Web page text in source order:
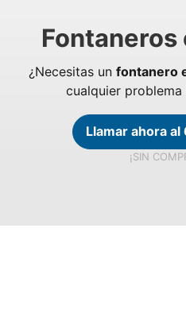
Fontaneros
¿Necesitas un fontanero
cualquier
Llamar ahora
¡SIN